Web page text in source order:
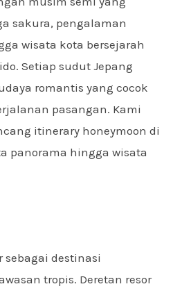
sakura, pengalaman
wisata kota bersejarah
Setiap sudut Jepang
romantis yang cocok
pasangan. Kami
itinerary honeymoon di
panorama hingga wisata
sebagai destinasi
tropis. Deretan resor